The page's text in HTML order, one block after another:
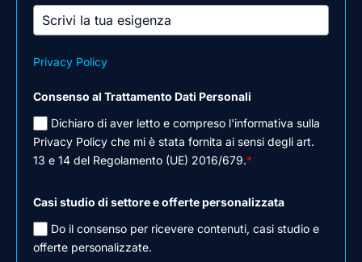
Privacy Policy
Consenso al Trattamento Dati Personali
Dichiaro di aver letto e compreso l'informativa sulla
Privacy Policy che mi è stata fornita ai sensi degli art.
13 e 14 del Regolamento (UE) 2016/679.*
Casi studio di settore e offerte personalizzata
Do il consenso per ricevere contenuti, casi studio e
offerte personalizzate.